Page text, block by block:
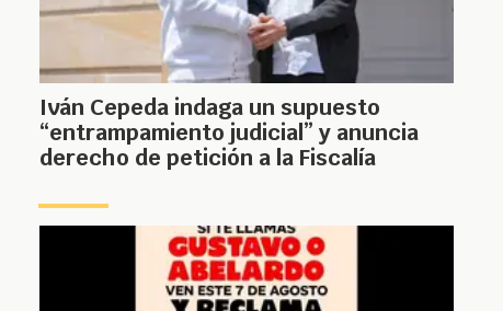
Iván Cepeda indaga un supuesto
“entrampamiento judicial” y anuncia
derecho de petición a la Fiscalía